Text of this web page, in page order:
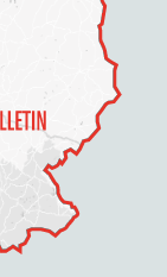
Description
Prestations
Tarifs